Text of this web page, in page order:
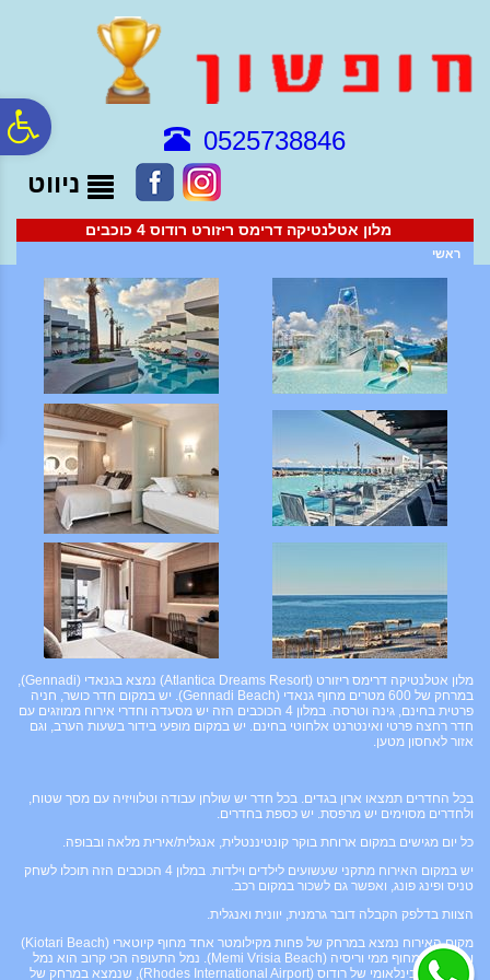
נגישות
0525738846
ניווט
מלון אטלנטיקה דרימס ריזורט רודוס 4 כוכבים
ראשי
מלון אטלנטיקה דרימס ריזורט (Atlantica Dreams Resort) נמצא בגנאדי (Gennadi),
במרחק של 600 מטרים מחוף גנאדי (Gennadi Beach). יש במקום חדר כושר, חניה
פרטית בחינם, גינה וטרסה. במלון 4 הכוכבים הזה יש מסעדה וחדרי אירוח ממוזגים עם
חדר רחצה פרטי ואינטרנט אלחוטי בחינם. יש במקום מופעי בידור בשעות הערב, וגם
אזור לאחסון מטען.
בכל החדרים תמצאו ארון בגדים. בכל חדר יש שולחן עבודה וטלוויזיה עם מסך שטוח,
ולחדרים מסוימים יש מרפסת. יש כספת בחדרים.
כל יום מגישים במקום ארוחת בוקר קונטיננטלית, אנגלית/אירית מלאה ובבופה.
יש במקום האירוח מתקני שעשועים לילדים וילדות. במלון 4 הכוכבים הזה תוכלו לשחק
טניס ופינג פונג, ואפשר גם לשכור במקום רכב.
הצוות בדלפק הקבלה דובר גרמנית, יוונית ואנגלית.
מקום האירוח נמצא במרחק של פחות מקילומטר אחד מחוף קיוטארי (Kiotari Beach)
ו-2.6 ק"מ מחוף ממי וריסיה (Memi Vrisia Beach). נמל התעופה הכי קרוב הוא נמל
התעופה הבינלאומי של רודוס (Rhodes International Airport), שנמצא במרחק של